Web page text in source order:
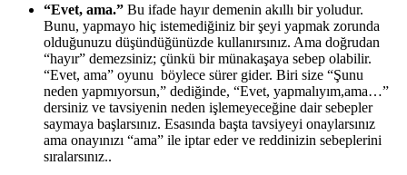
“Evet, ama.” Bu ifade hayır demenin akıllı bir yoludur.
Bunu, yapmayo hiç istemediğiniz bir şeyi yapmak zorunda
olduğunuzu düşündüğünüzde kullanırsınız. Ama doğrudan
“hayır” demezsiniz; çünkü bir münakaşaya sebep olabilir.
“Evet, ama” oyunu böylece sürer gider. Biri size “Şunu
neden yapmıyorsun,” dediğinde, “Evet, yapmalıyım,ama…”
dersiniz ve tavsiyenin neden işlemeyeceğine dair sebepler
saymaya başlarsınız. Esasında başta tavsiyeyi onaylarsınız
ama onayınızı “ama” ile iptar eder ve reddinizin sebeplerini
sıralarsınız..